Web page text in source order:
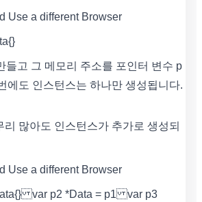
Use a different Browser
들고 그 메모리 주소를 포인터 변수 p
에도 인스턴스는 하나만 생성됩니다.
리 많아도 인스턴스가 추가로 생성되
Use a different Browser
var p2 *Data = p1 var p3